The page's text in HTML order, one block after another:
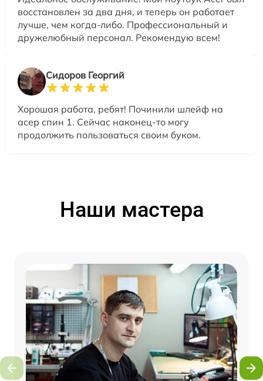
восстановлен за два дня, и теперь он работает
лучше, чем когда-либо. Профессиональный и
дружелюбный персонал. Рекомендую всем!
Сидоров Георгий
Хорошая работа, ребят! Починили шлейф на
асер спин 1. Сейчас наконец-то могу
продолжить пользоваться своим буком.
Наши мастера